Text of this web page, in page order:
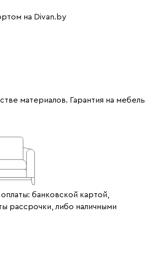
на Divan.by
материалов. Гарантия на мебель
банковской картой,
рассрочки, либо наличными